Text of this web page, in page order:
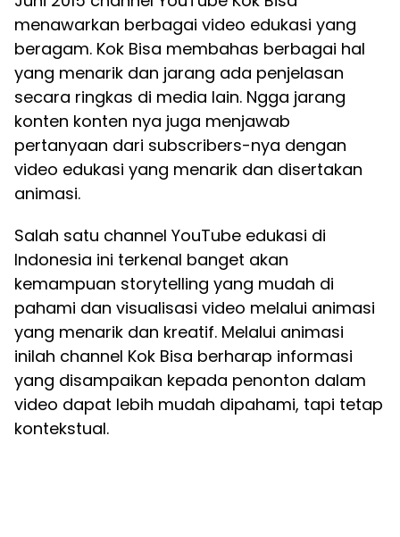
menawarkan berbagai video edukasi yang
beragam. Kok Bisa membahas berbagai hal
yang menarik dan jarang ada penjelasan
secara ringkas di media lain. Ngga jarang
konten konten nya juga menjawab
pertanyaan dari subscribers-nya dengan
video edukasi yang menarik dan disertakan
animasi.
Salah satu channel YouTube edukasi di
Indonesia ini terkenal banget akan
kemampuan storytelling yang mudah di
pahami dan visualisasi video melalui animasi
yang menarik dan kreatif. Melalui animasi
inilah channel Kok Bisa berharap informasi
yang disampaikan kepada penonton dalam
video dapat lebih mudah dipahami, tapi tetap
kontekstual.